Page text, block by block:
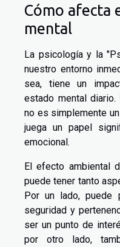
Cómo afecta
mental
La psicología y la
nuestro entorno
sea, tiene un
estado mental diario.
no es simplemente
juega un papel
emocional.
El efecto ambiental
puede tener tanto
Por un lado, puede
seguridad y
ser un punto de
por otro lado,